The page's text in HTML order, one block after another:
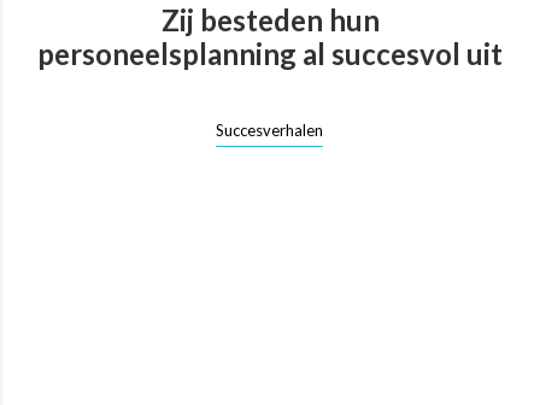
Zij besteden hun
personeelsplanning al succesvol uit
Succesverhalen